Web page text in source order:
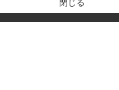
閉じる